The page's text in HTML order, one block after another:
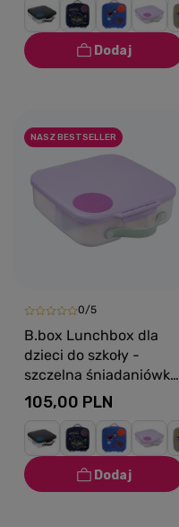
Spearmint
NASZ BESTSELLER
0/5
B.box Lunchbox dla
dzieci do szkoły -
szczelna śniadaniówka
z przegródkami i
wkładem chłodzącym
Sugar Plum
105,00 PLN